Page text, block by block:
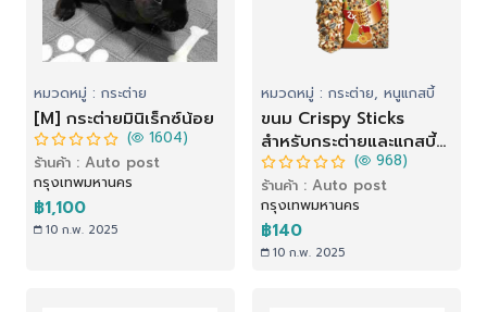
หมวดหมู่ : กระต่าย
[M] กระต่ายมินิเร็กซ์น้อย
( 1604)
ร้านค้า : Auto post
กรุงเทพมหานคร
฿1,100
10 ก.พ. 2025
หมวดหมู่ : กระต่าย, หนูแกสบี้
ขนม Crispy Sticks
สำหรับกระต่ายและแกสบี้
รสผลไม้ (110 g)
( 968)
ร้านค้า : Auto post
กรุงเทพมหานคร
฿140
10 ก.พ. 2025